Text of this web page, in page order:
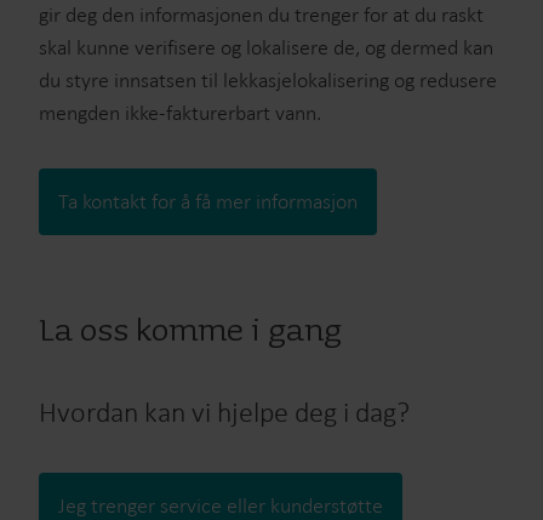
gir deg den informasjonen du trenger for at du raskt
skal kunne verifisere og lokalisere de, og dermed kan
du styre innsatsen til lekkasjelokalisering og redusere
mengden ikke-fakturerbart vann.
Ta kontakt for å få mer informasjon
La oss komme i gang
Hvordan kan vi hjelpe deg i dag?
Jeg trenger service eller kunderstøtte